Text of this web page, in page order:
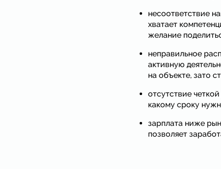
несоответствие
хватает
желание
неправильное
активную
на объекте, зато
отсутствие
какому сроку
зарплата ниже
позволяет